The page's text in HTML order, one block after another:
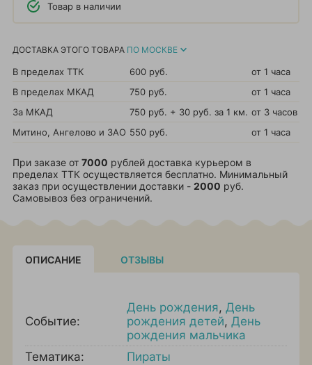
Товар в наличии
ДОСТАВКА ЭТОГО ТОВАРА ПО МОСКВЕ
В пределах ТТК 600 руб.
от 1 часа
В пределах МКАД
750 руб.
от 1 часа
За МКАД
750 руб. + 30 руб. за 1 км. от 3 часов
Митино, Ангелово и ЗАО 550 руб. от 1 часа
При заказе от 7000 рублей доставка курьером в
пределах ТТК осуществляется бесплатно. Минимальный
заказ при осуществлении доставки - 2000 руб.
Самовывоз без ограничений.
ОПИСАНИЕ ОТЗЫВЫ
Событие:
День рождения, День
рождения детей, День
рождения мальчика
Тематика:
Пираты